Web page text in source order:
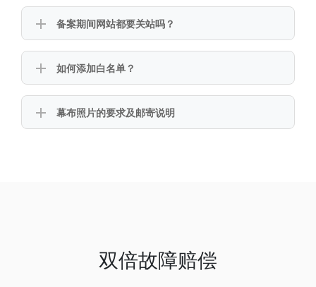
备案期间网站都要关站吗？
如何添加白名单？
幕布照片的要求及邮寄说明
双倍故障赔偿